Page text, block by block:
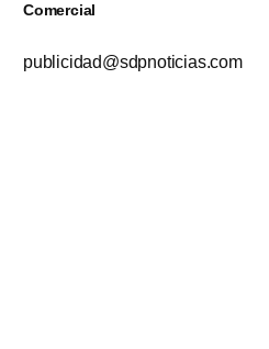
Comercial
publicidad@sdpnoticias.com